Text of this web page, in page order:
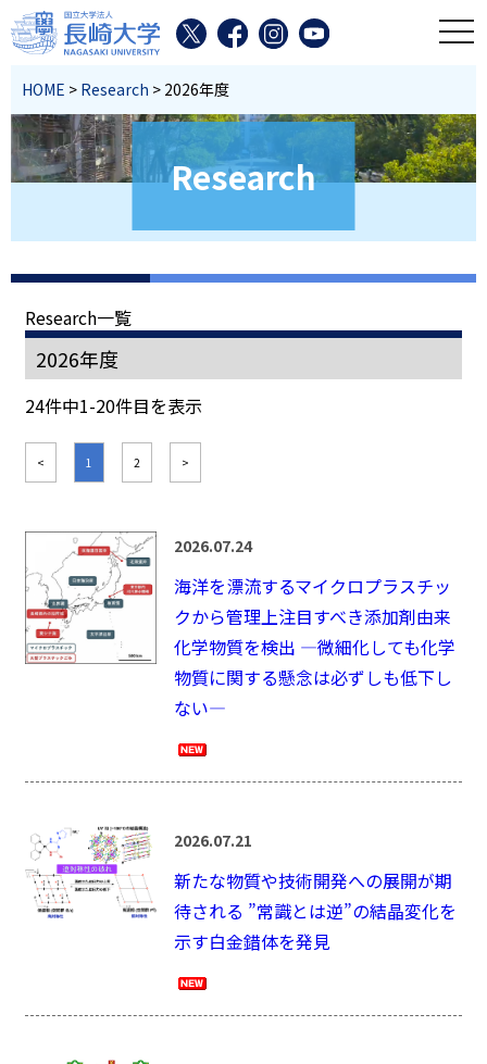
HOME > Research > 2026年度
Research
Research一覧
2026年度
24件中1-20件目を表示
< 1 2 >
2026.07.24
海洋を漂流するマイクロプラスチッ
クから管理上注目すべき添加剤由来
化学物質を検出 —微細化しても化学
物質に関する懸念は必ずしも低下し
ない—
2026.07.21
新たな物質や技術開発への展開が期
待される ”常識とは逆”の結晶変化を
示す白金錯体を発見